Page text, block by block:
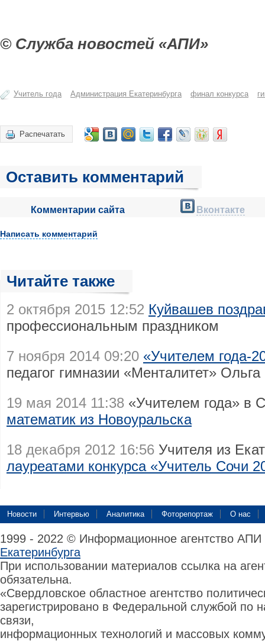
© Служба новостей «АПИ»
Учитель года Администрация Екатеринбурга финал конкурса
Распечатать
Оставить комментарий
Комментарии сайта Вконтакте
Написать комментарий
Читайте также
2 октября 2015 12:52 Куйвашев
профессиональным праздником
7 ноября 2014 09:20 «Учителем года-
педагог гимназии «Менталитет»
19 мая 2014 11:38 «Учителем года» в
математик из Новоуральска
18 декабря 2012 16:56 Учителя из
лауреатами конкурса «Учитель Сочи
Новости Интервью Аналитика Фоторепортаж О нас
1999 - 2022 © Информационное агентство
Екатеринбурга
При использовании материалов ссылка на
обязательна.
«Свердловское областное агентство
зарегистрировано в Федеральной службой по
связи,
информационных технологий и массовых